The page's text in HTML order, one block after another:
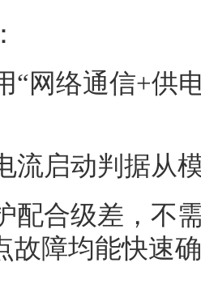
“网络通信+供
流启动判据从
配合级差，不
故障均能快速